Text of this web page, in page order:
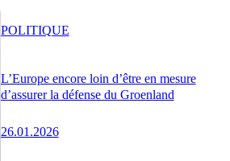
L’Europe encore loin d’être en mesure
d’assurer la défense du Groenland
26.01.2026
POLITIQUE